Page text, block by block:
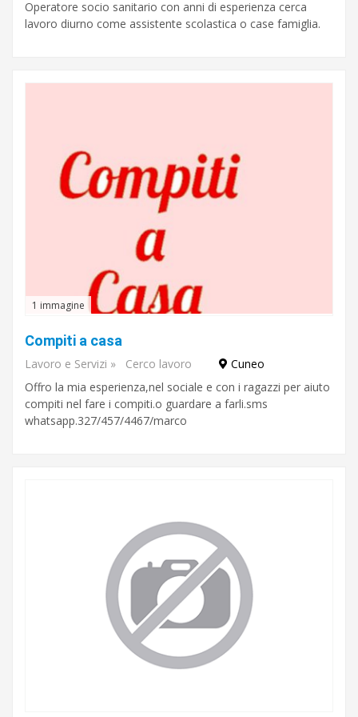
Operatore socio sanitario con anni di esperienza cerca
lavoro diurno come assistente scolastica o case famiglia.
1 immagine
Compiti a casa
Lavoro e Servizi » Cerco lavoro
Cuneo
Offro la mia esperienza,nel sociale e con i ragazzi per aiuto
compiti nel fare i compiti.o guardare a farli.sms
whatsapp.327/457/4467/marco